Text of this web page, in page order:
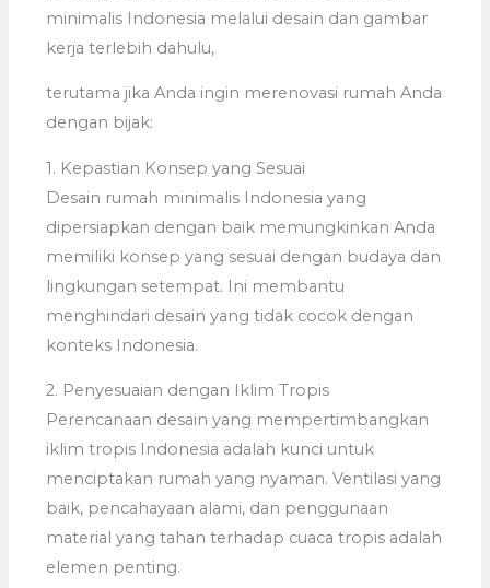
minimalis Indonesia melalui desain dan gambar
kerja terlebih dahulu,
terutama jika Anda ingin merenovasi rumah Anda
dengan bijak:
1. Kepastian Konsep yang Sesuai
Desain rumah minimalis Indonesia yang
dipersiapkan dengan baik memungkinkan Anda
memiliki konsep yang sesuai dengan budaya dan
lingkungan setempat. Ini membantu
menghindari desain yang tidak cocok dengan
konteks Indonesia.
2. Penyesuaian dengan Iklim Tropis
Perencanaan desain yang mempertimbangkan
iklim tropis Indonesia adalah kunci untuk
menciptakan rumah yang nyaman. Ventilasi yang
baik, pencahayaan alami, dan penggunaan
material yang tahan terhadap cuaca tropis adalah
elemen penting.